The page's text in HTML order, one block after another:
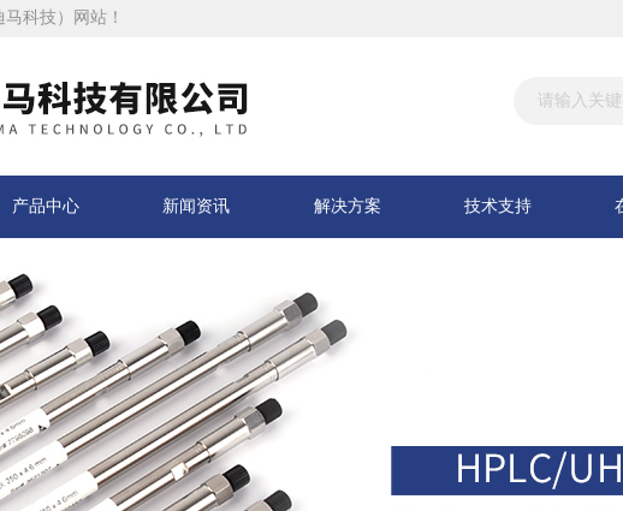
科技）网站！
产品中心 新闻资讯 解决方案 技术支持